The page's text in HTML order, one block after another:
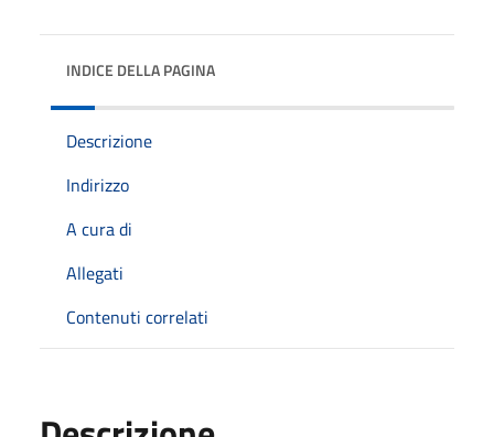
INDICE DELLA PAGINA
Descrizione
Indirizzo
A cura di
Allegati
Contenuti correlati